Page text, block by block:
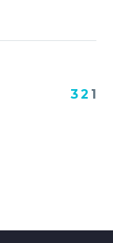
1
2
3